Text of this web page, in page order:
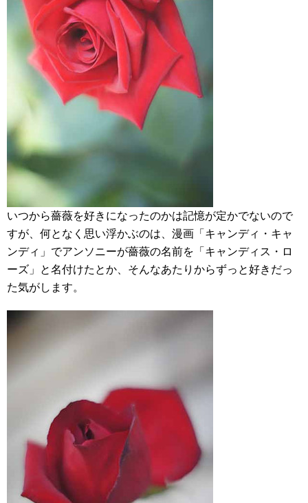
いつから薔薇を好きになったのかは記憶が定かでないので
すが、何となく思い浮かぶのは、漫画「キャンディ・キャ
ンディ」でアンソニーが薔薇の名前を「キャンディス・ロ
ーズ」と名付けたとか、そんなあたりからずっと好きだっ
た気がします。